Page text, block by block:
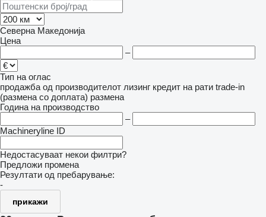
Северна Македонија
Цена
–
Тип на оглас
продажба од производителот лизинг кредит на рати trade-in
(размена со доплата) размена
Година на производство
–
Machineryline ID
Недостасуваат некои филтри?
Предложи промена
Резултати од пребарување:
-
прикажи